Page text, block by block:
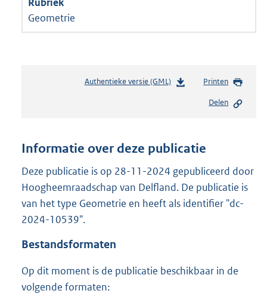
Geometrie
Authentieke versie (GML)b
n
s
g
r
o
:
Printen
Delen
Informatie over deze publicatie
Deze publicatie is op 28-11-2024 gepubliceerd door
Hoogheemraadschap van Delfland. De publicatie is
van het type Geometrie en heeft als identifier "dc-
2024-10539".
Bestandsformaten
Op dit moment is de publicatie beschikbaar in de
volgende formaten: